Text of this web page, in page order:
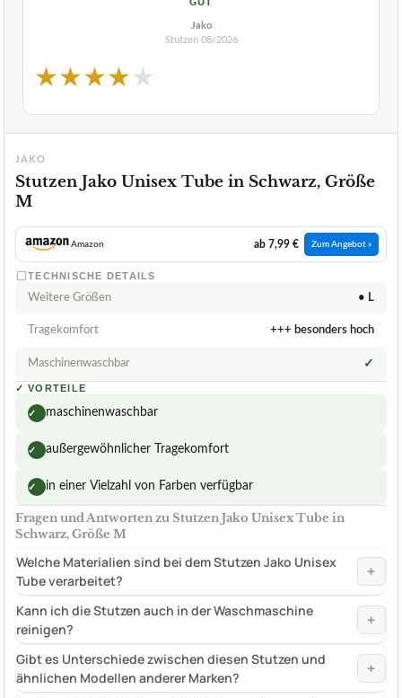
GUT
Jako
Stutzen 08/2026
★★★★★
JAKO
Stutzen Jako Unisex Tube in Schwarz, Größe
M
Amazon ab 7,99 € Zum Angebot »
TECHNISCHE DETAILS
Weitere Größen • L
Tragekomfort +++ besonders hoch
Maschinenwaschbar ✓
✓ VORTEILE
✓ maschinenwaschbar
✓ außergewöhnlicher Tragekomfort
✓ in einer Vielzahl von Farben verfügbar
Fragen und Antworten zu Stutzen Jako Unisex Tube in
Schwarz, Größe M
Welche Materialien sind bei dem Stutzen Jako Unisex
Tube verarbeitet?
+
Kann ich die Stutzen auch in der Waschmaschine
reinigen?
+
Gibt es Unterschiede zwischen diesen Stutzen und
ähnlichen Modellen anderer Marken?
+